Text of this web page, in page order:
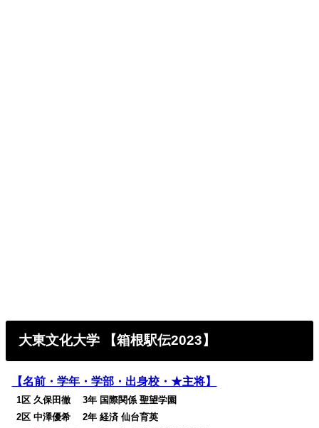
大東文化大学 【箱根駅伝2023】
【名前・学年・学部・出身校・★主将】
01区 久保田徹 3年 国際関係 聖望学園
02区 中澤優希 2年 経済 仙台育英